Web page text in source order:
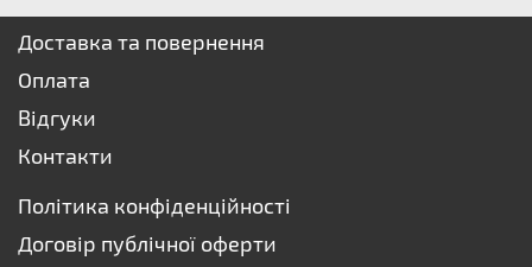
Доставка та повернення
Оплата
Відгуки
Контакти
Політика конфіденційності
Договір публічної оферти